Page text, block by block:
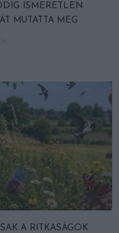
ISMERETLEN
MUTATTA MEG
A RITKASÁGOK